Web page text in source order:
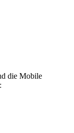
die Mobile